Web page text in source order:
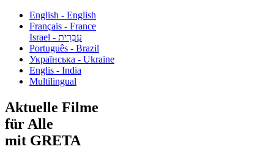
English - English
Français - France
עִבְרִית - Israel
Português - Brazil
Українська - Ukraine
Englis - India
Multilingual
Aktuelle Filme
für Alle
mit GRETA